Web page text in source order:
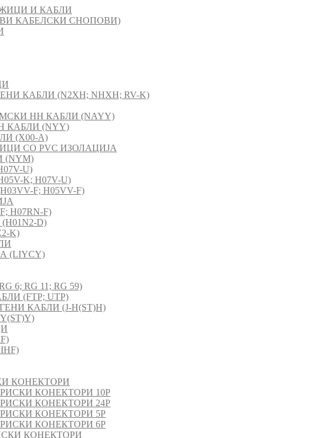
И КАБЛИ
КАБЕЛСКИ СНОПОВИ)
КАБЛИ (N2XH; NHXH; RV-K)
НН КАБЛИ (NAYY)
КАБЛИ (NYY)
(X00-A)
СО PVC ИЗОЛАЦИЈА
U)
K; H07V-U)
F; H05VV-F)
H07RN-F)
D)
K)
(LIYCY)
6; RG 11; RG 59)
(FTP; UTP)
КАБЛИ (J-H(ST)H)
КОНЕКТОРИ
КОНЕКТОРИ 10P
КОНЕКТОРИ 24P
КОНЕКТОРИ 5P
КОНЕКТОРИ 6P
КОНЕКТОРИ